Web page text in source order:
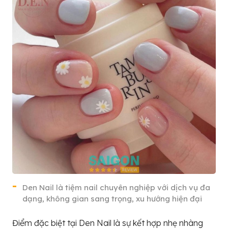
Den Nail là tiệm nail chuyên nghiệp với dịch vụ đa
dạng, không gian sang trọng, xu hướng hiện đại
Điểm đặc biệt tại Den Nail là sự kết hợp nhẹ nhàng